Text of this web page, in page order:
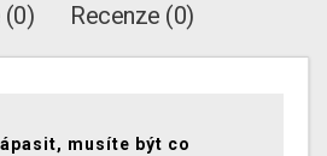
(0) Recenze (0)
musíte být co